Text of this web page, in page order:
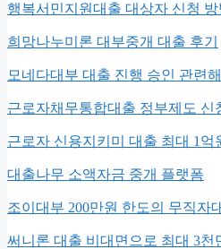
행복서민지원대출 대상자 신청 방
희망나누미론 대부중개 대출 후기
모네다대부 대출 진행 승인 관련
근로자채무통합대출 정부제도 신
근로자 신용지키미 대출 최대 1억
대출나무 소액자금 중개 플랫폼
조이대부 200만원 한도의 무직자
써니론 대출 비대면으로 최대 3천